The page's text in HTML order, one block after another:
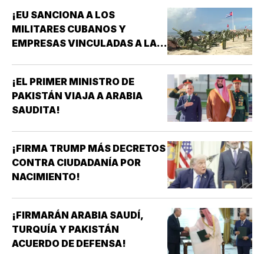
¡EU SANCIONA A LOS
MILITARES CUBANOS Y
EMPRESAS VINCULADAS A LA
¡EL PRIMER MINISTRO DE
PAKISTÁN VIAJA A ARABIA
SAUDITA!
¡FIRMA TRUMP MÁS DECRETOS
CONTRA CIUDADANÍA POR
NACIMIENTO!
¡FIRMARÁN ARABIA SAUDÍ,
TURQUÍA Y PAKISTÁN
ACUERDO DE DEFENSA!